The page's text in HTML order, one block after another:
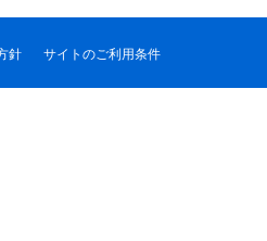
針 サイトのご利用条件